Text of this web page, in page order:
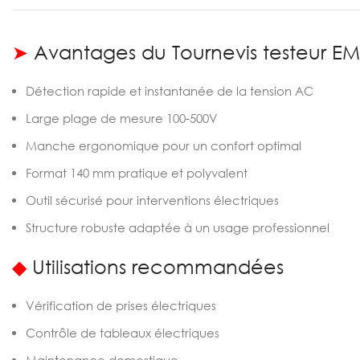
➤ Avantages du Tournevis testeur
Détection rapide et instantanée de la tension AC
Large plage de mesure 100-500V
Manche ergonomique pour un confort optimal
Format 140 mm pratique et polyvalent
Outil sécurisé pour interventions électriques
Structure robuste adaptée à un usage professionnel
◆Utilisations recommandées
Vérification de prises électriques
Contrôle de tableaux électriques